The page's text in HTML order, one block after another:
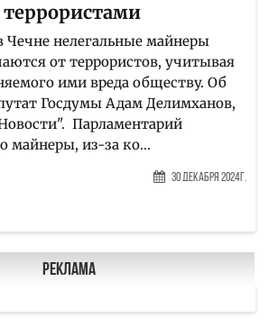
нелегальные майнеры
от террористов, учитывая
ими вреда обществу. Об
Госдумы Адам Делимханов,
Парламентарий
майнеры, из-за ко...
30 Декабря 2024г.
Реклама